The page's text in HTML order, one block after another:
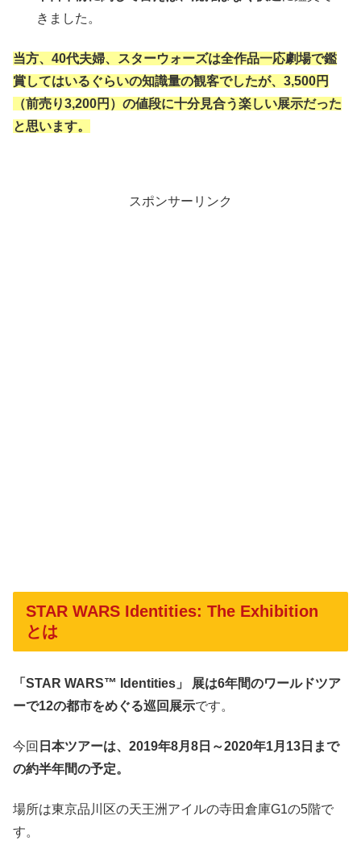
きました。
当方、40代夫婦、スターウォーズは全作品一応劇場で鑑
賞してはいるぐらいの知識量の観客でしたが、3,500円
（前売り3,200円）の値段に十分見合う楽しい展示だった
と思います。
スポンサーリンク
STAR WARS Identities: The Exhibition
とは
「STAR WARS™ Identities」 展は6年間のワールドツア
ーで12の都市をめぐる巡回展示です。
今回 日本ツアーは、2019年8月8日～2020年1月13日まで
の約半年間の予定。
場所は東京品川区の天王洲アイルの寺田倉庫G1の5階で
す。